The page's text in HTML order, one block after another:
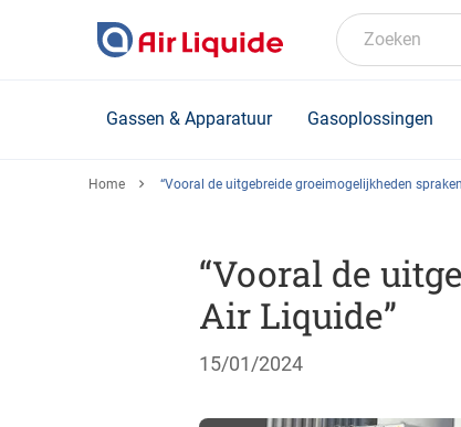
Zoeken
Gassen & Apparatuur Gasoplossingen
Home “Vooral de uitgebreide groeimogelijkheden
“Vooral de
Air Liquide”
15/01/2024